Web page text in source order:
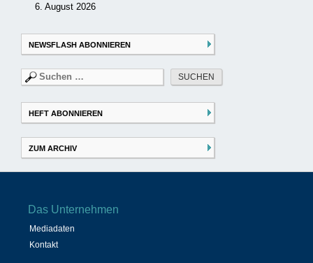
6. August 2026
NEWSFLASH ABONNIEREN
Suchen
nach:
HEFT ABONNIEREN
ZUM ARCHIV
Das Unternehmen
Mediadaten
Kontakt